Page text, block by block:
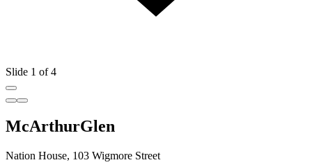
Slide 1 of 4
McArthurGlen
Nation House, 103 Wigmore Street